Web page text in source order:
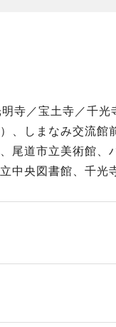
寺／宝土寺／千光
しまなみ交流館
尾道市立美術館、
中央図書館、千光